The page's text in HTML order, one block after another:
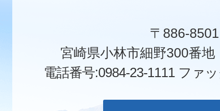
〒886-8501
宮崎県小林市細野300番
電話番号:0984-23-1111 ファ